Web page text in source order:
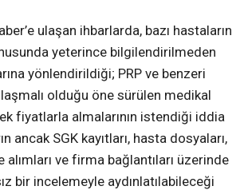
ulaşan ihbarlarda, bazı hastaların
yeterince bilgilendirilmeden
yönlendirildiği; PRP ve benzeri
olduğu öne sürülen medikal
fiyatlarla almalarının istendiği iddia
ancak SGK kayıtları, hasta dosyaları,
alımları ve firma bağlantıları üzerinde
bir incelemeyle aydınlatılabileceği